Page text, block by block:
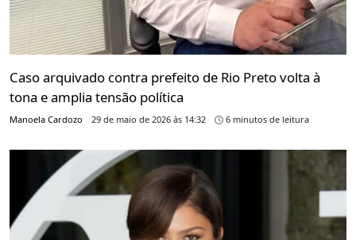
Caso arquivado contra prefeito de Rio Preto volta à
tona e amplia tensão política
Manoela Cardozo 29 de maio de 2026 às 14:32 6 minutos de leitura